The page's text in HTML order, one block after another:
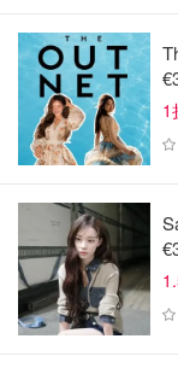
不过，很多人真正
是 Arrowe Park
因为在英国生活
1